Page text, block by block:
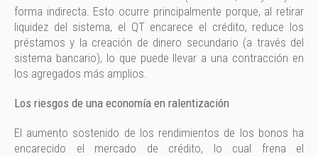
forma indirecta. Esto ocurre principalmente porque, al retirar
liquidez del sistema, el QT encarece el crédito, reduce los
préstamos y la creación de dinero secundario (a través del
sistema bancario), lo que puede llevar a una contracción en
los agregados más amplios.
Los riesgos de una economía en ralentización
El aumento sostenido de los rendimientos de los bonos ha
encarecido el mercado de crédito, lo cual frena el